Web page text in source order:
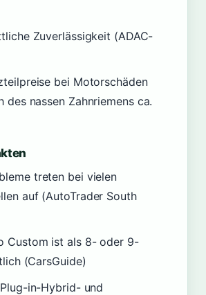
Zuverlässigkeit (ADAC-
bei Motorschäden
des nassen Zahnriemens ca.
treten bei vielen
auf (AutoTrader South
Custom ist als 8- oder 9-
(CarsGuide)
in-Hybrid- und